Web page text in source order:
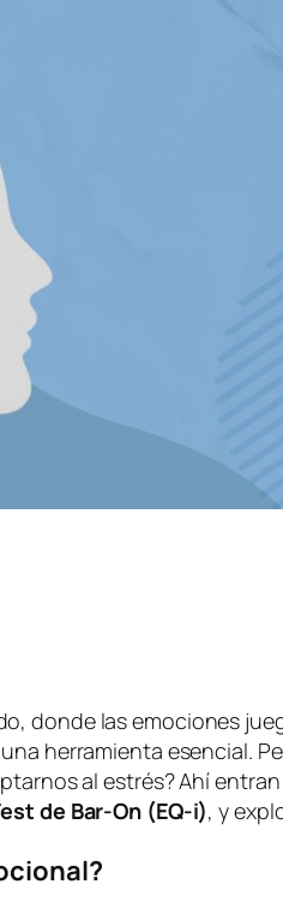
donde las emociones
herramienta esencial.
al estrés? Ahí
de Bar-On (EQ-i), y